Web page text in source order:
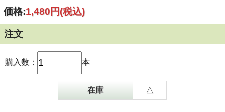
価格:1,480円(税込)
注文
購入数： 本
在庫 △